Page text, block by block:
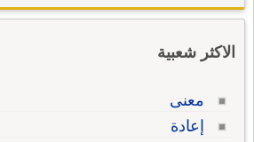
الاكثر شعبية
معنى
إعادة